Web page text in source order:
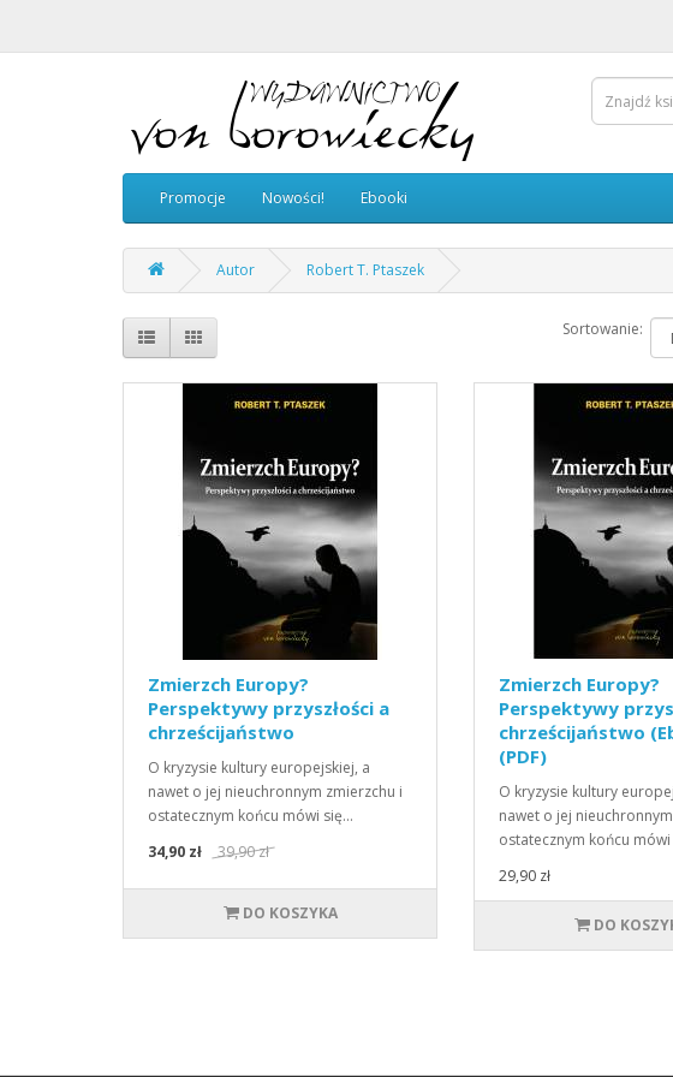
Promocje Nowości! Ebooki
Autor Robert T. Ptaszek
Sortowanie:
Zmierzch Europy?
Perspektywy przyszłości a
chrześcijaństwo
O kryzysie kultury europejskiej, a
nawet o jej nieuchronnym zmierzchu i
ostatecznym końcu mówi się…
34,90 zł
39,90 zł
DO KOSZYKA
Zmierzch Europy?
Perspektywy
chrześcijaństwo
(PDF)
O kryzysie kultury
nawet o jej
ostatecznym końcu
29,90 zł
DO